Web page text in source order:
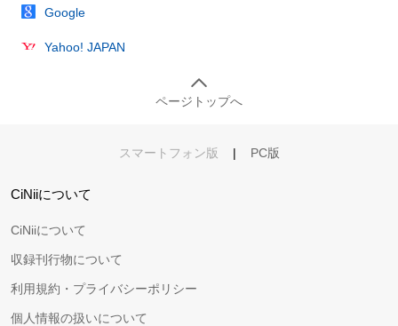
Google
Yahoo! JAPAN
ページトップへ
スマートフォン版 | PC版
CiNiiについて
CiNiiについて
収録刊行物について
利用規約・プライバシーポリシー
個人情報の扱いについて